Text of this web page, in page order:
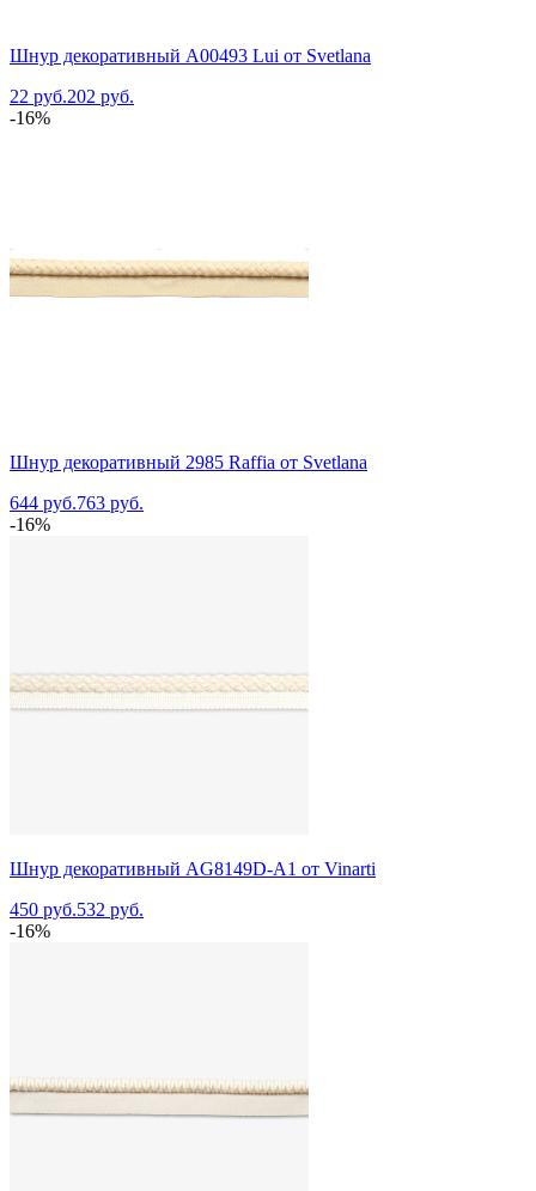
Шнур декоративный A00493 Lui от Svetlana
22 руб.202 руб.
-16%
Шнур декоративный 2985 Raffia от Svetlana
644 руб.763 руб.
-16%
Шнур декоративный AG8149D-A1 от Vinarti
450 руб.532 руб.
-16%